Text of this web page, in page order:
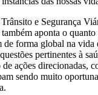
e Segurança
aponta o quanto
de forma global na vida
pertinentes à
ações direcionadas,
sendo muito